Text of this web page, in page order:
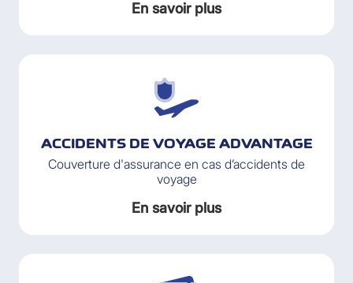
En savoir plus
ACCIDENTS DE VOYAGE ADVANTAGE
Couverture d'assurance en cas d’accidents de
voyage
En savoir plus